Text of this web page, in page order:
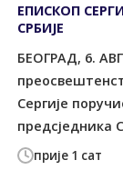
прије 1 сат
ЕПИСКОП
СРБИЈЕ
БЕОГРАД, 6.
Сергије
предсједника